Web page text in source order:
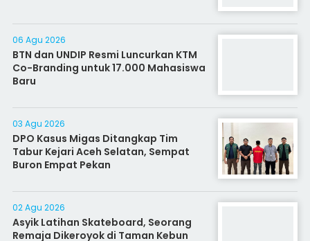
06 Agu 2026
BTN dan UNDIP Resmi Luncurkan KTM
Co-Branding untuk 17.000 Mahasiswa
Baru
03 Agu 2026
DPO Kasus Migas Ditangkap Tim
Tabur Kejari Aceh Selatan, Sempat
Buron Empat Pekan
02 Agu 2026
Asyik Latihan Skateboard, Seorang
Remaja Dikeroyok di Taman Kebun